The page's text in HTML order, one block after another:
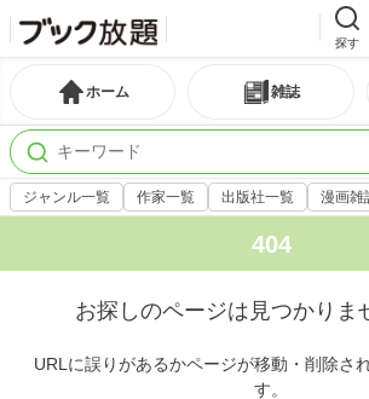
探す
ホーム 雑誌
ジャンル一覧 作家一覧 出版社一覧 漫画雑
404
お探しのページは見つかりま
URLに誤りがあるかページが移動・削除さ
す。